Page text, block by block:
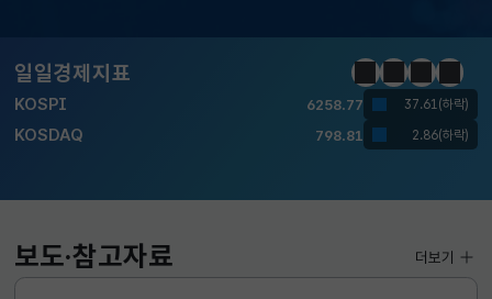
일일경제지표
KOSPI 6258.77 37.61(하락)
KOSDAQ 798.81 2.86(하락)
KOSPI
정지이전다음일일경
보도·참고자료 더보기